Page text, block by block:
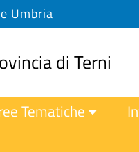
Umbria
di Terni
Tematiche